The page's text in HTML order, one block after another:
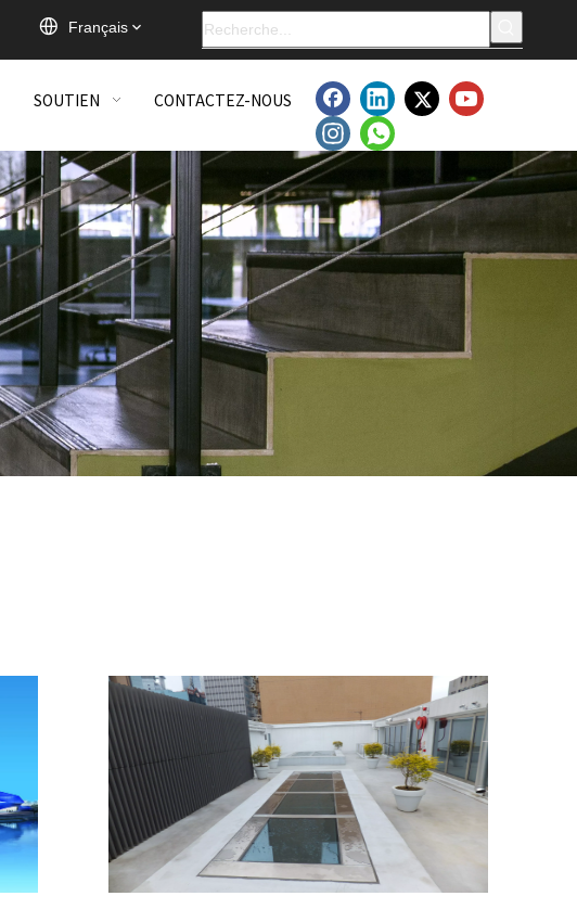
Français
SOUTIEN CONTACTEZ-NOUS